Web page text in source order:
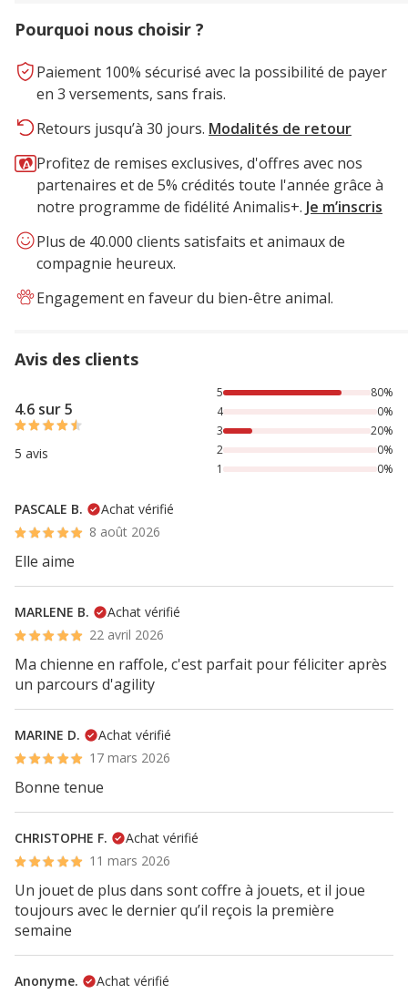
Pourquoi nous choisir ?
Paiement 100% sécurisé avec la possibilité de payer
en 3 versements, sans frais.
Retours jusqu’à 30 jours. Modalités de retour
Profitez de remises exclusives, d'offres avec nos
partenaires et de 5% crédités toute l'année grâce à
notre programme de fidélité Animalis+. Je m’inscris
Plus de 40.000 clients satisfaits et animaux de
compagnie heureux.
Engagement en faveur du bien-être animal.
Avis des clients
4.6 sur 5
5 avis
80% des personnes lont noté avec {1} étoiles, 20% des
5
80%
4
0%
3
20%
2
0%
1
0%
PASCALE B.
Achat vérifié
8 août 2026
Elle aime
MARLENE B.
Achat vérifié
22 avril 2026
Ma chienne en raffole, c'est parfait pour féliciter après
un parcours d'agility
MARINE D.
Achat vérifié
17 mars 2026
Bonne tenue
CHRISTOPHE F.
Achat vérifié
11 mars 2026
Un jouet de plus dans sont coffre à jouets, et il joue
toujours avec le dernier qu’il reçois la première
semaine
Anonyme.
Achat vérifié